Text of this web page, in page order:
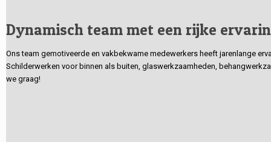
Dynamisch team met een rijke
Ons team gemotiveerde en vakbekwame medewerkers heeft jarenlange
Schilderwerken voor binnen als buiten, glaswerkzaamheden,
we graag!